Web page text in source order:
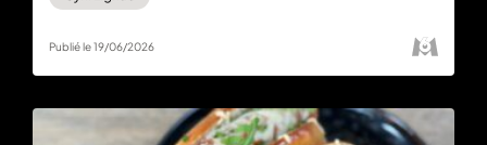
Publié le 19/06/2026